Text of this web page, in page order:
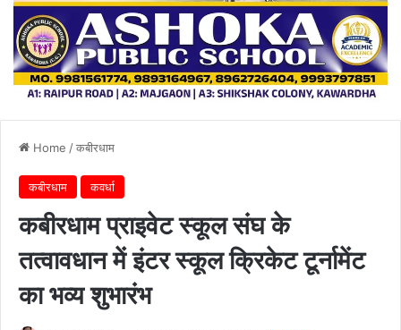
Home /कबीरधाम
कबीरधाम कवर्धा
कबीरधाम प्राइवेट स्कूल संघ के
तत्वावधान में इंटर स्कूल क्रिकेट टूर्नामेंट
का भव्य शुभारंभ